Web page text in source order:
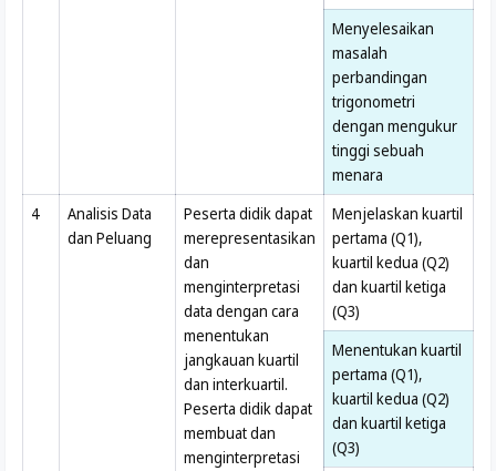
Menyelesaikan
masalah
perbandingan
trigonometri
dengan mengukur
tinggi sebuah
menara
4
Analisis Data
dan Peluang
Peserta didik dapat
merepresentasikan
dan
menginterpretasi
data dengan cara
menentukan
jangkauan kuartil
dan interkuartil.
Peserta didik dapat
membuat dan
menginterpretasi
Menjelaskan kuartil
pertama (Q1),
kuartil kedua (Q2)
dan kuartil ketiga
(Q3)
Menentukan kuartil
pertama (Q1),
kuartil kedua (Q2)
dan kuartil ketiga
(Q3)